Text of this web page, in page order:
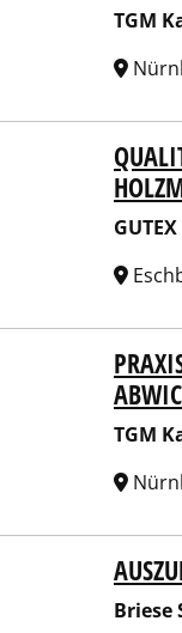
TGM
Kanis Turbinen
TGM
Schiffahrts
Briese